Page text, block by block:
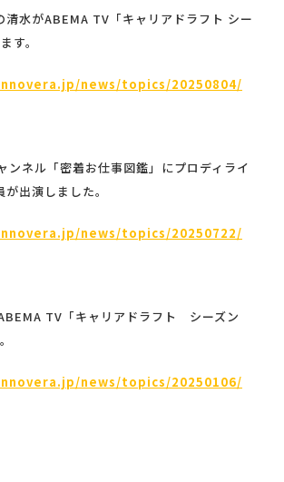
清水がABEMA TV「キャリアドラフト シー
す。
news/topics/20250804/
ネル「密着お仕事図鑑」にプロディライ
出演しました。
news/topics/20250722/
TV「キャリアドラフト シーズン
news/topics/20250106/